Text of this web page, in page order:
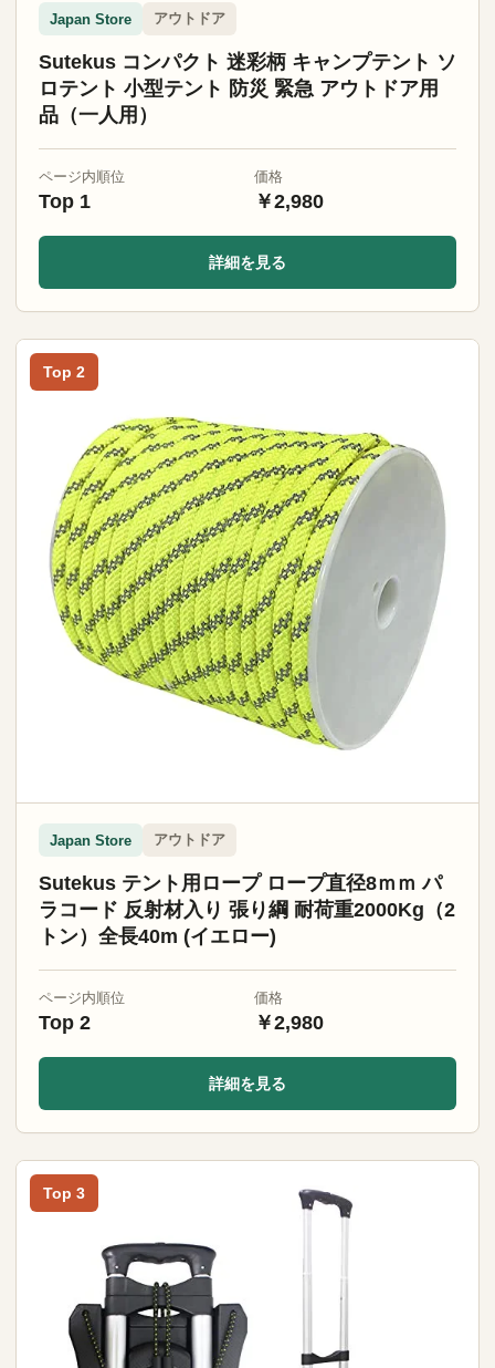
Japan Store アウトドア
Sutekus コンパクト 迷彩柄 キャンプテント ソ
ロテント 小型テント 防災 緊急 アウトドア用
品（一人用）
ページ内順位
Top 1
価格
￥2,980
詳細を見る
Top 2
Japan Store アウトドア
Sutekus テント用ロープ ロープ直径8ｍｍ パ
ラコード 反射材入り 張り綱 耐荷重2000Kg（2
トン）全長40m (イエロー)
ページ内順位
Top 2
価格
￥2,980
詳細を見る
Top 3